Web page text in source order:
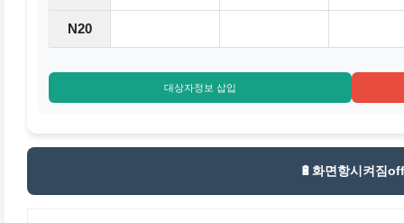
N20
대상자정보 삽입
🔋화면항시켜짐off